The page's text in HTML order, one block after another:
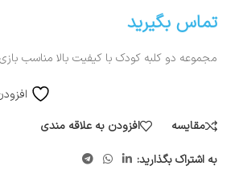
تماس بگیرید
مجموعه دو کلبه کودک با کیفیت بالا مناسب بازی کودکان بالای 1 سال در
مقایسه
افزودن به علاقه مندی
به اشتراک بگذارید: